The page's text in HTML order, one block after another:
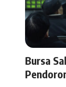
Bursa